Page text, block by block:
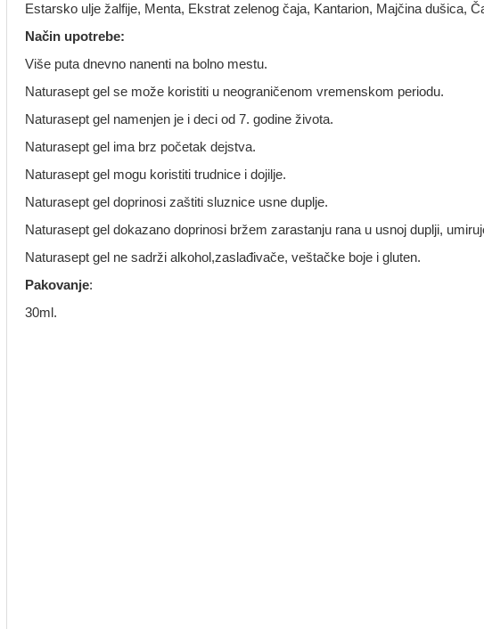
Estarsko ulje žalfije, Menta, Ekstrat zelenog čaja, Kantarion, Majčina dušica,
Način upotrebe:
Više puta dnevno nanenti na bolno mestu.
Naturasept gel se može koristiti u neograničenom vremenskom periodu.
Naturasept gel namenjen je i deci od 7. godine života.
Naturasept gel ima brz početak dejstva.
Naturasept gel mogu koristiti trudnice i dojilje.
Naturasept gel doprinosi zaštiti sluznice usne duplje.
Naturasept gel dokazano doprinosi bržem zarastanju rana u usnoj duplji,
Naturasept gel ne sadrži alkohol,zaslađivače, veštačke boje i gluten.
Pakovanje:
30ml.